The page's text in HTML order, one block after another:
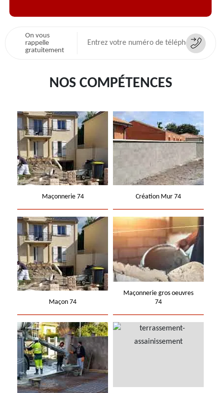
On vous
rappelle
gratuitement
NOS COMPÉTENCES
Maçonnerie 74 Création Mur 74
Maçon 74
Maçonnerie gros oeuvres
74